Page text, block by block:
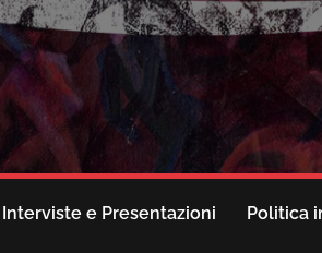
Interviste e Presentazioni Politica